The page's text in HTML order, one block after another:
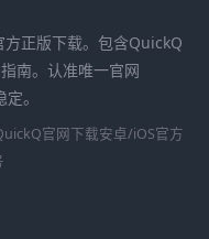
正版下载。包含QuickQ
南。认准唯一官网
。
官网下载安卓/iOS官方